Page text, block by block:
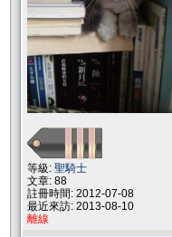
等級: 聖騎士
文章: 88
註冊時間: 2012-07-08
最近來訪: 2013-08-10
離線